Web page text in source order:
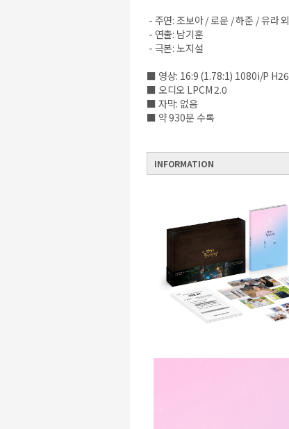
- 주연: 조보아 / 로운 / 하준 / 유라 외
- 연출: 남기훈
- 극본: 노지설
■ 영상: 16:9 (1.78:1) 1080i/P
■ 오디오 LPCM 2.0
■ 자막: 없음
■ 약 930분 수록
INFORMATION